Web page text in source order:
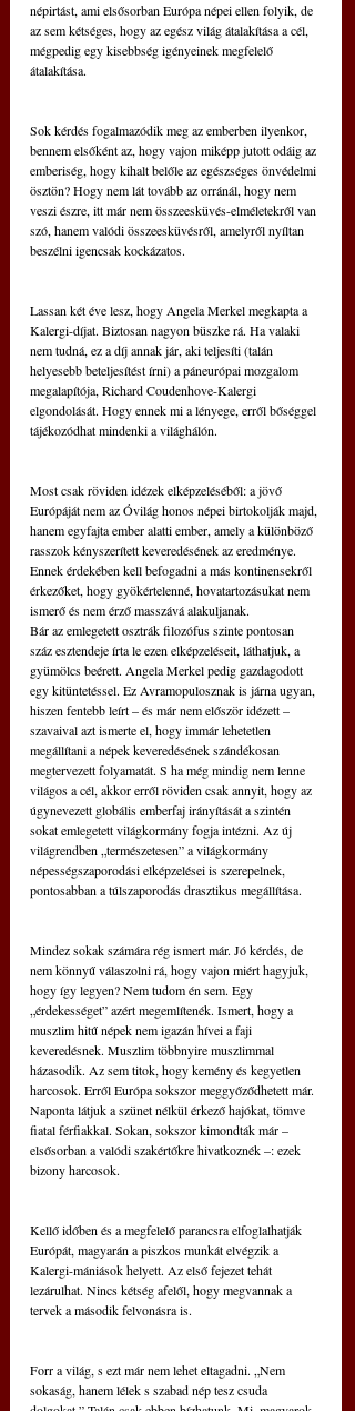
népirtást, ami elsősorban Európa népei ellen folyik, de
az sem kétséges, hogy az egész világ átalakítása a cél,
mégpedig egy kisebbség igényeinek megfelelő
átalakítása.
Sok kérdés fogalmazódik meg az emberben ilyenkor,
bennem elsőként az, hogy vajon miképp jutott odáig az
emberiség, hogy kihalt belőle az egészséges önvédelmi
ösztön? Hogy nem lát tovább az orránál, hogy nem
veszi észre, itt már nem összeesküvés-elméletekről van
szó, hanem valódi összeesküvésről, amelyről nyíltan
beszélni igencsak kockázatos.
Lassan két éve lesz, hogy Angela Merkel megkapta a
Kalergi-díjat. Biztosan nagyon büszke rá. Ha valaki
nem tudná, ez a díj annak jár, aki teljesíti (talán
helyesebb beteljesítést írni) a páneurópai mozgalom
megalapítója, Richard Coudenhove-Kalergi
elgondolását. Hogy ennek mi a lényege, erről bőséggel
tájékozódhat mindenki a világhálón.
Most csak röviden idézek elképzeléséből: a jövő
Európáját nem az Óvilág honos népei birtokolják majd,
hanem egyfajta ember alatti ember, amely a különböző
rasszok kényszerített keveredésének az eredménye.
Ennek érdekében kell befogadni a más kontinensekről
érkezőket, hogy gyökértelenné, hovatartozásukat nem
ismerő és nem érző masszává alakuljanak.
Bár az emlegetett osztrák filozófus szinte pontosan
száz esztendeje írta le ezen elképzeléseit, láthatjuk, a
gyümölcs beérett. Angela Merkel pedig gazdagodott
egy kitüntetéssel. Ez Avramopulosznak is járna ugyan,
hiszen fentebb leírt – és már nem először idézett –
szavaival azt ismerte el, hogy immár lehetetlen
megállítani a népek keveredésének szándékosan
megtervezett folyamatát. S ha még mindig nem lenne
világos a cél, akkor erről röviden csak annyit, hogy az
úgynevezett globális emberfaj irányítását a szintén
sokat emlegetett világkormány fogja intézni. Az új
világrendben „természetesen” a világkormány
népességszaporodási elképzelései is szerepelnek,
pontosabban a túlszaporodás drasztikus megállítása.
Mindez sokak számára rég ismert már. Jó kérdés, de
nem könnyű válaszolni rá, hogy vajon miért hagyjuk,
hogy így legyen? Nem tudom én sem. Egy
„érdekességet” azért megemlítenék. Ismert, hogy a
muszlim hitű népek nem igazán hívei a faji
keveredésnek. Muszlim többnyire muszlimmal
házasodik. Az sem titok, hogy kemény és kegyetlen
harcosok. Erről Európa sokszor meggyőződhetett már.
Naponta látjuk a szünet nélkül érkező hajókat, tömve
fiatal férfiakkal. Sokan, sokszor kimondták már –
elsősorban a valódi szakértőkre hivatkoznék –: ezek
bizony harcosok.
Kellő időben és a megfelelő parancsra elfoglalhatják
Európát, magyarán a piszkos munkát elvégzik a
Kalergi-mániások helyett. Az első fejezet tehát
lezárulhat. Nincs kétség afelől, hogy megvannak a
tervek a második felvonásra is.
Forr a világ, s ezt már nem lehet eltagadni. „Nem
sokaság, hanem lélek s szabad nép tesz csuda